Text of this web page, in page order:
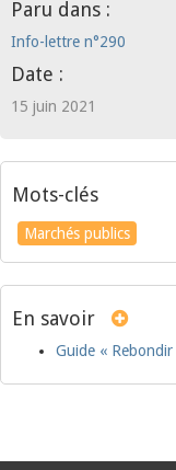
Paru dans :
Info-lettre n°290
Date :
15 juin 2021
Mots-clés
Marchés publics
En savoir
Guide « Rebondir